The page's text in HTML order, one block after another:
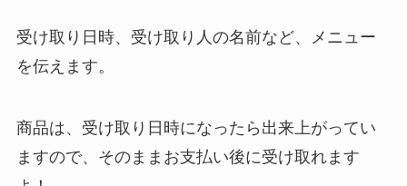
受け取り日時、受け取り人の名前など、メニュー
を伝えます。
商品は、受け取り日時になったら出来上がってい
ますので、そのままお支払い後に受け取れます